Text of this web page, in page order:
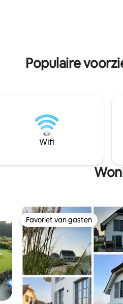
badkamer ensuite, evenals 1
badkamer. In twee van de
Populaire
Wifi
Favoriet van gasten
Favoriet van gasten